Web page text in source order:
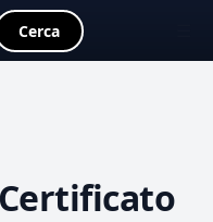
Cerca
Certificato